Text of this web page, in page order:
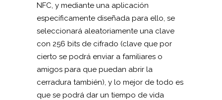
NFC, y mediante una aplicación
específicamente diseñada para ello, se
seleccionará aleatoriamente una clave
con 256 bits de cifrado (clave que por
cierto se podrá enviar a familiares o
amigos para que puedan abrir la
cerradura también), y lo mejor de todo es
que se podrá dar un tiempo de vida